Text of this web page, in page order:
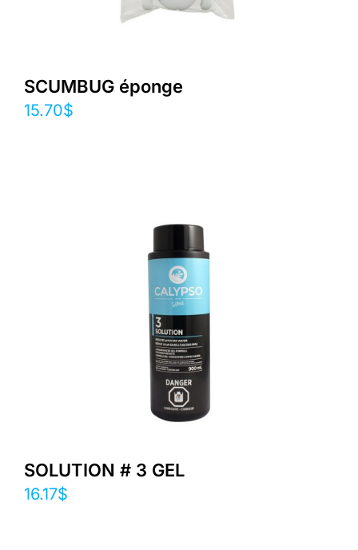
SCUMBUG éponge
15.70$
SOLUTION # 3 GEL
16.17$